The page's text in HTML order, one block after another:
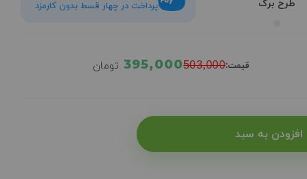
طرح برگ پرداخت در چهار قسط بدون کارمزد
قیمت:503,000
395,000 تومان
افزودن به سبد